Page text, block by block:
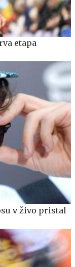
etapa
v živo pristal